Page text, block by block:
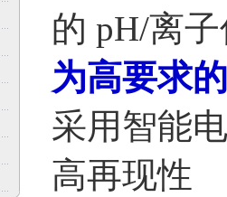
的 pH/离
为高要求
采用智能
高再现性